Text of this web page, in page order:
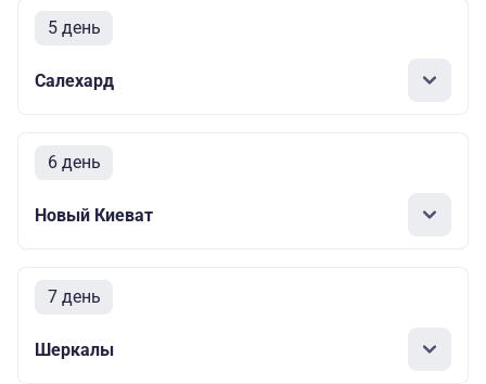
5 день
Салехард
6 день
Новый Киеват
7 день
Шеркалы